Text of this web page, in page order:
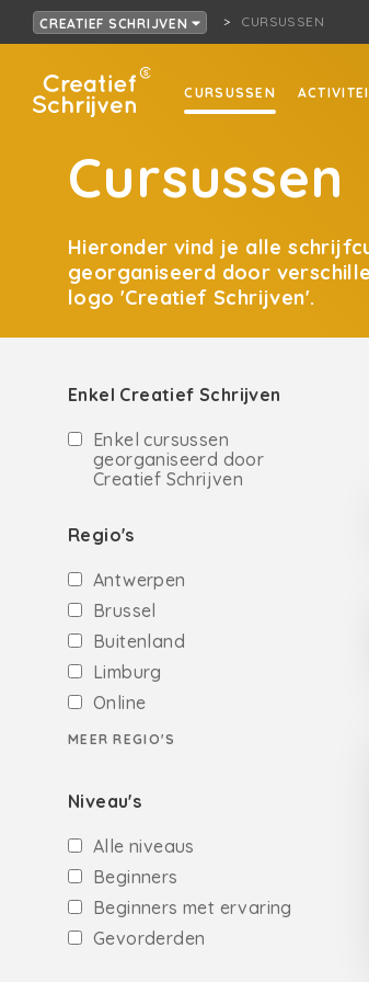
CREATIEF SCHRIJVEN CURSUSSEN
CURSUSSEN
Cursussen
Hieronder vind je alle
georganiseerd door
logo 'Creatief Schrijven'.
Enkel Creatief Schrijven
Enkel cursussen
georganiseerd door
Creatief Schrijven
Regio's
Antwerpen
Brussel
Buitenland
Limburg
Online
MEER REGIO'S
Niveau's
Alle niveaus
Beginners
Beginners met ervaring
Gevorderden